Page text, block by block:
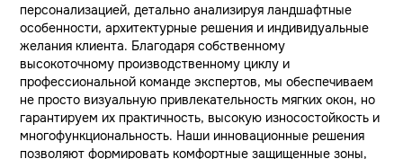
персонализацией, детально анализируя ландшафтные
особенности, архитектурные решения и индивидуальные
желания клиента. Благодаря собственному
высокоточному производственному циклу и
профессиональной команде экспертов, мы обеспечиваем
не просто визуальную привлекательность мягких окон, но
гарантируем их практичность, высокую износостойкость и
многофункциональность. Наши инновационные решения
позволяют формировать комфортные защищенные зоны,